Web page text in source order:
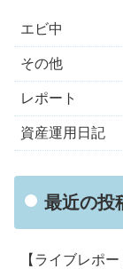
エビ中
その他
レポート
資産運用日記
最近の投
【ライブレポ